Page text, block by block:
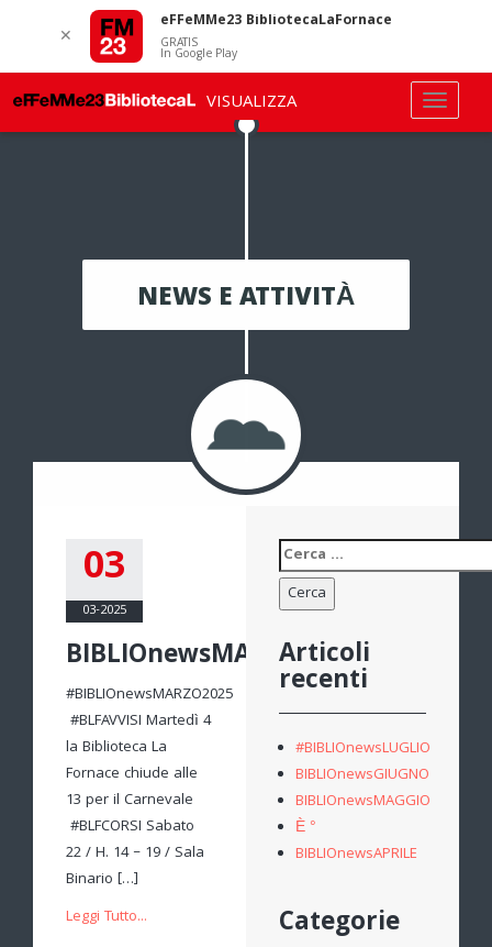
NEWS E ATTIVITÀ
03
03-2025
BIBLIOnewsMARZO
#BIBLIOnewsMARZO2025
#BLFAVVISI Martedì 4
la Biblioteca La
Fornace chiude alle
13 per il Carnevale
#BLFCORSI Sabato
22 / H. 14 – 19 / Sala
Binario […]
Leggi Tutto...
Ricerca
per:
Articoli
recenti
#BIBLIOnewsLUGLIO
BIBLIOnewsGIUGNO
BIBLIOnewsMAGGIO
È °
BIBLIOnewsAPRILE
Categorie
✕
eFFeMMe23 BibliotecaLaFornace
GRATIS
In Google Play
VISUALIZZA